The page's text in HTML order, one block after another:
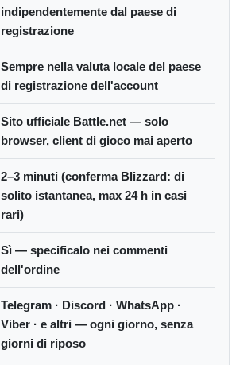
indipendentemente dal paese di
registrazione
Sempre nella valuta locale del paese
di registrazione dell'account
Sito ufficiale Battle.net — solo
browser, client di gioco mai aperto
2–3 minuti (conferma Blizzard: di
solito istantanea, max 24 h in casi
rari)
Sì — specificalo nei commenti
dell'ordine
Telegram · Discord · WhatsApp ·
Viber · e altri — ogni giorno, senza
giorni di riposo